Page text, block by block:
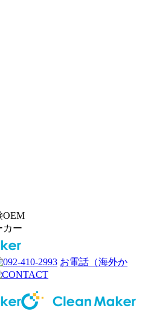
OEM
カー
お電話（海外か